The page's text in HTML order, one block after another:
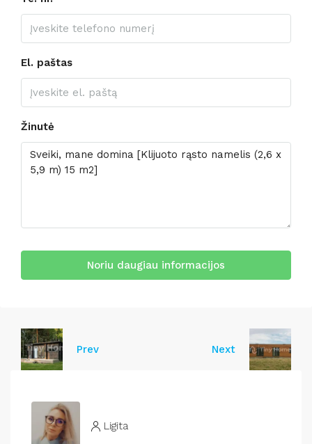
El. paštas
Žinutė
Noriu daugiau informacijos
Prev Next
Ligita